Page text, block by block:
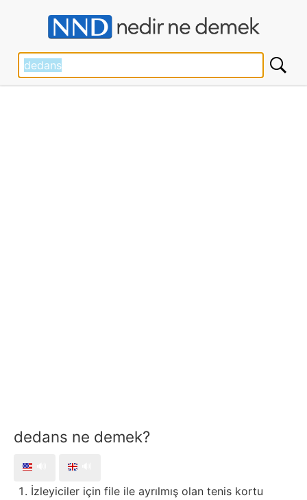
dedans ne demek?
İzleyiciler için file ile ayrılmış olan tenis kortu